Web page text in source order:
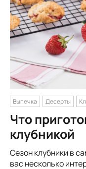
Выпечка Десерты
Что
клубникой
Сезон клубники в
вас несколько